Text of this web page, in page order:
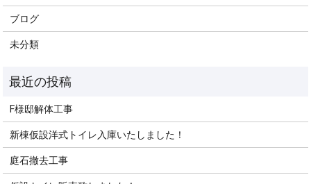
ブログ
未分類
F様邸解体工事
新棟仮設洋式トイレ入庫いたしました！
庭石撤去工事